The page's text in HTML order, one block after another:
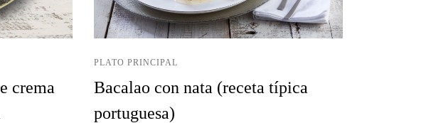
crema
PLATO PRINCIPAL
Bacalao con nata (receta típica
portuguesa)